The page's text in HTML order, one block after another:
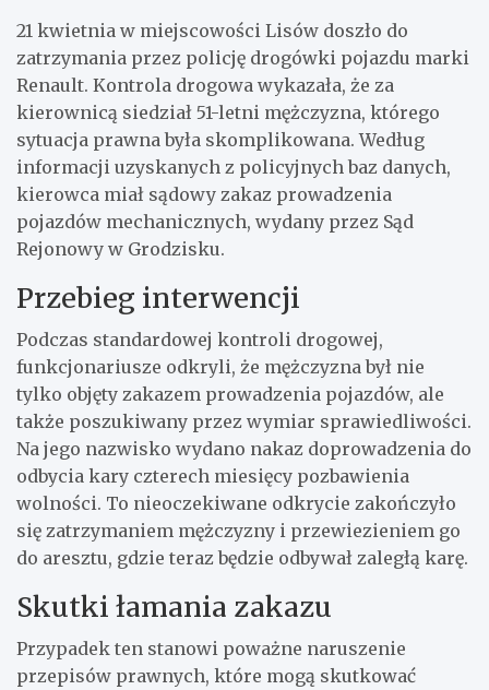
21 kwietnia w miejscowości Lisów doszło do
zatrzymania przez policję drogówki pojazdu marki
Renault. Kontrola drogowa wykazała, że za
kierownicą siedział 51-letni mężczyzna, którego
sytuacja prawna była skomplikowana. Według
informacji uzyskanych z policyjnych baz danych,
kierowca miał sądowy zakaz prowadzenia
pojazdów mechanicznych, wydany przez Sąd
Rejonowy w Grodzisku.
Przebieg interwencji
Podczas standardowej kontroli drogowej,
funkcjonariusze odkryli, że mężczyzna był nie
tylko objęty zakazem prowadzenia pojazdów, ale
także poszukiwany przez wymiar sprawiedliwości.
Na jego nazwisko wydano nakaz doprowadzenia do
odbycia kary czterech miesięcy pozbawienia
wolności. To nieoczekiwane odkrycie zakończyło
się zatrzymaniem mężczyzny i przewiezieniem go
do aresztu, gdzie teraz będzie odbywał zaległą karę.
Skutki łamania zakazu
Przypadek ten stanowi poważne naruszenie
przepisów prawnych, które mogą skutkować